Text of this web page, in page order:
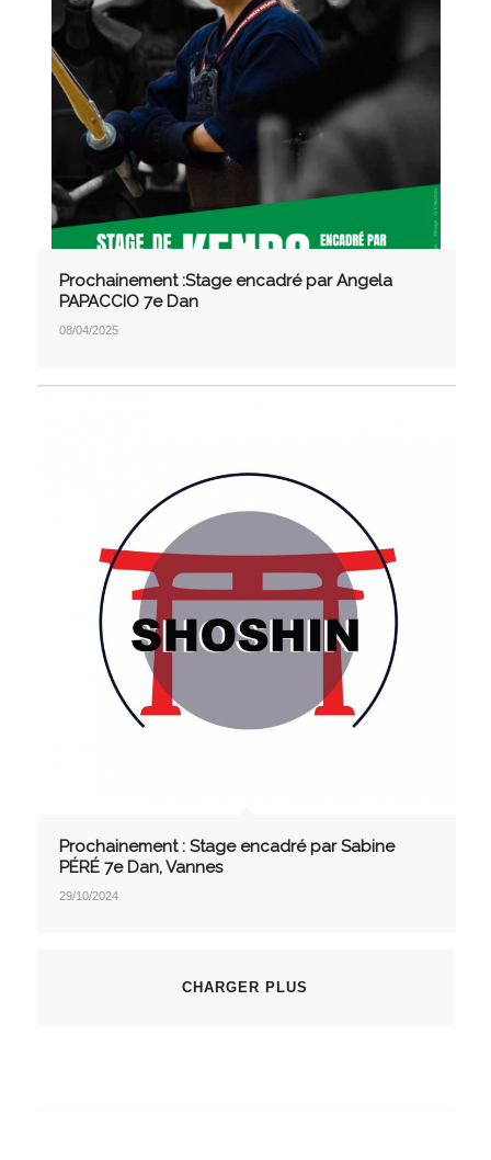
Prochainement :Stage encadré par Angela
PAPACCIO 7e Dan
08/04/2025
Prochainement : Stage encadré par Sabine
PÉRÉ 7e Dan, Vannes
29/10/2024
CHARGER PLUS